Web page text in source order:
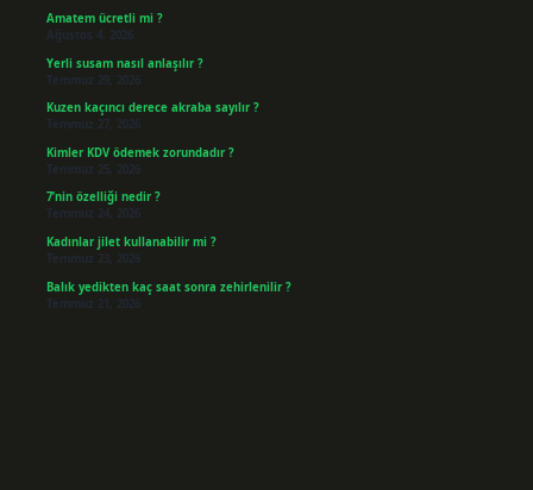
Amatem ücretli mi ?
Ağustos 4, 2026
Yerli susam nasıl anlaşılır ?
Temmuz 29, 2026
Kuzen kaçıncı derece akraba sayılır ?
Temmuz 27, 2026
Kimler KDV ödemek zorundadır ?
Temmuz 25, 2026
7’nin özelliği nedir ?
Temmuz 24, 2026
Kadınlar jilet kullanabilir mi ?
Temmuz 23, 2026
Balık yedikten kaç saat sonra zehirlenilir ?
Temmuz 21, 2026